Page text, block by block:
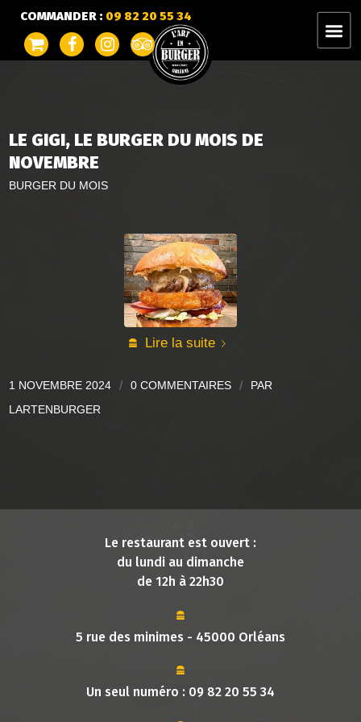
COMMANDER : 09 82 20 55 34
LE GIGI, LE BURGER DU MOIS DE
NOVEMBRE
BURGER DU MOIS
Lire la suite
1 NOVEMBRE 2024 / 0 COMMENTAIRES /
PAR
LARTENBURGER
Le restaurant est ouvert :
du lundi au dimanche
de 12h à 22h30
5 rue des minimes - 45000 Orléans
Un seul numéro : 09 82 20 55 34